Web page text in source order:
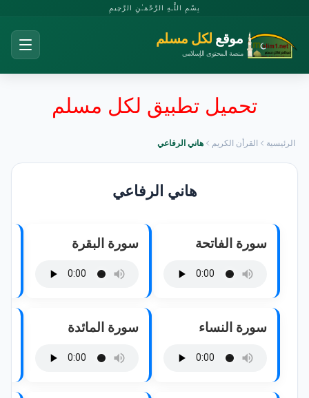
بِسْمِ اللَّـهِ الرَّحْمَـٰنِ الرَّحِيمِ
موقع لكل مسلم
منصة المحتوى الإسلامي
تحميل تطبيق لكل مسلم
الرئيسية القرأن الكريم هاني الرفاعي
هاني الرفاعي
سورة الفاتحة سورة البقرة
سورة النساء سورة المائدة